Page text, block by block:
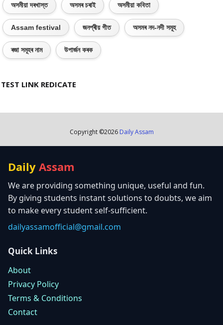
অসমীয়া দৰখাস্ত অসমৰ চৰাই অসমীয়া কবিতা
Assam festival জনপ্ৰীয় গীত অসমৰ নদ-নদী সমূহ
ৰজা সমূহৰ নাম উপাৰ্জন কৰক
TEST LINK REDICATE
Copyright ©2026 Daily Assam
Daily Assam
We are providing something unique, useful and fun.
By giving students instant solutions to doubts, we aim
to make every student self-sufficient.
dailyassamofficial@gmail.com
Quick Links
About
Privacy Policy
Terms & Conditions
Contact